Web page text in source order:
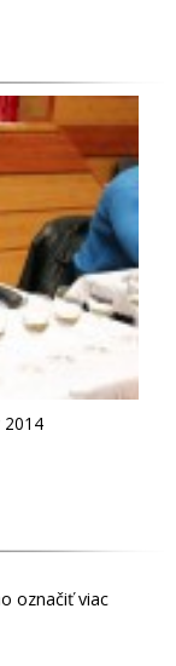
2014
označiť viac